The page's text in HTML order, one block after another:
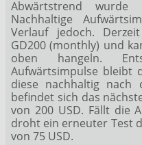
Abwärtstrend wurde
Nachhaltige
Verlauf jedoch.
GD200 (monthly) und
oben hangeln.
Aufwärtsimpulse bleibt
diese nachhaltig nach
befindet sich das
von 200 USD. Fällt die
droht ein erneuter Test
von 75 USD.